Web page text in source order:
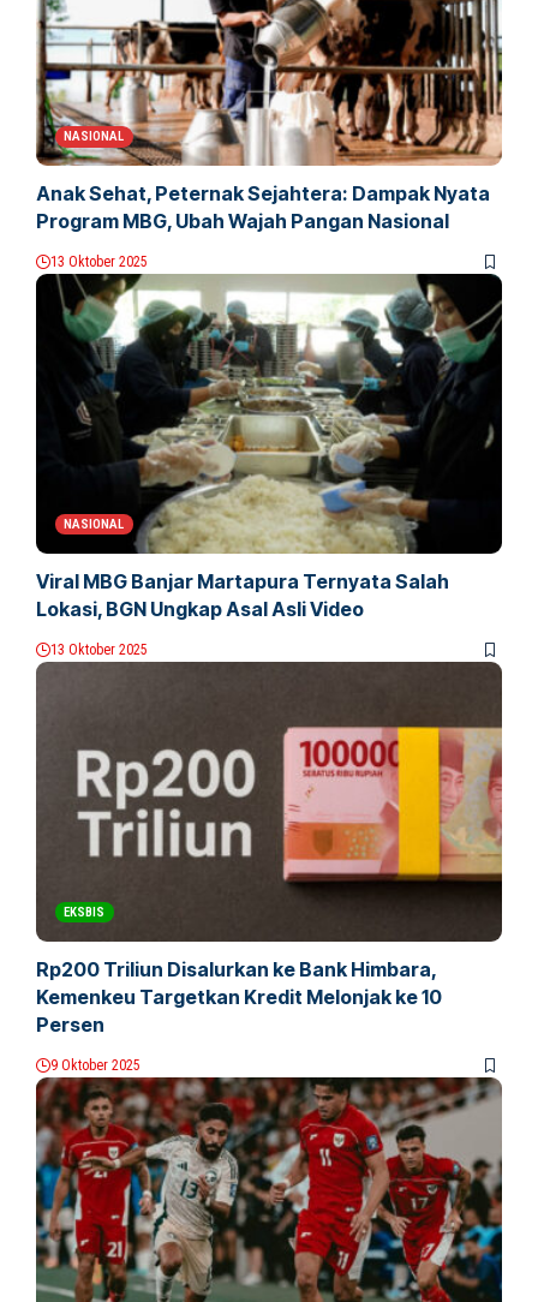
NASIONAL
Anak Sehat, Peternak Sejahtera: Dampak Nyata
Program MBG, Ubah Wajah Pangan Nasional
13 Oktober 2025
NASIONAL
Viral MBG Banjar Martapura Ternyata Salah
Lokasi, BGN Ungkap Asal Asli Video
13 Oktober 2025
EKSBIS
Rp200 Triliun Disalurkan ke Bank Himbara,
Kemenkeu Targetkan Kredit Melonjak ke 10
Persen
9 Oktober 2025